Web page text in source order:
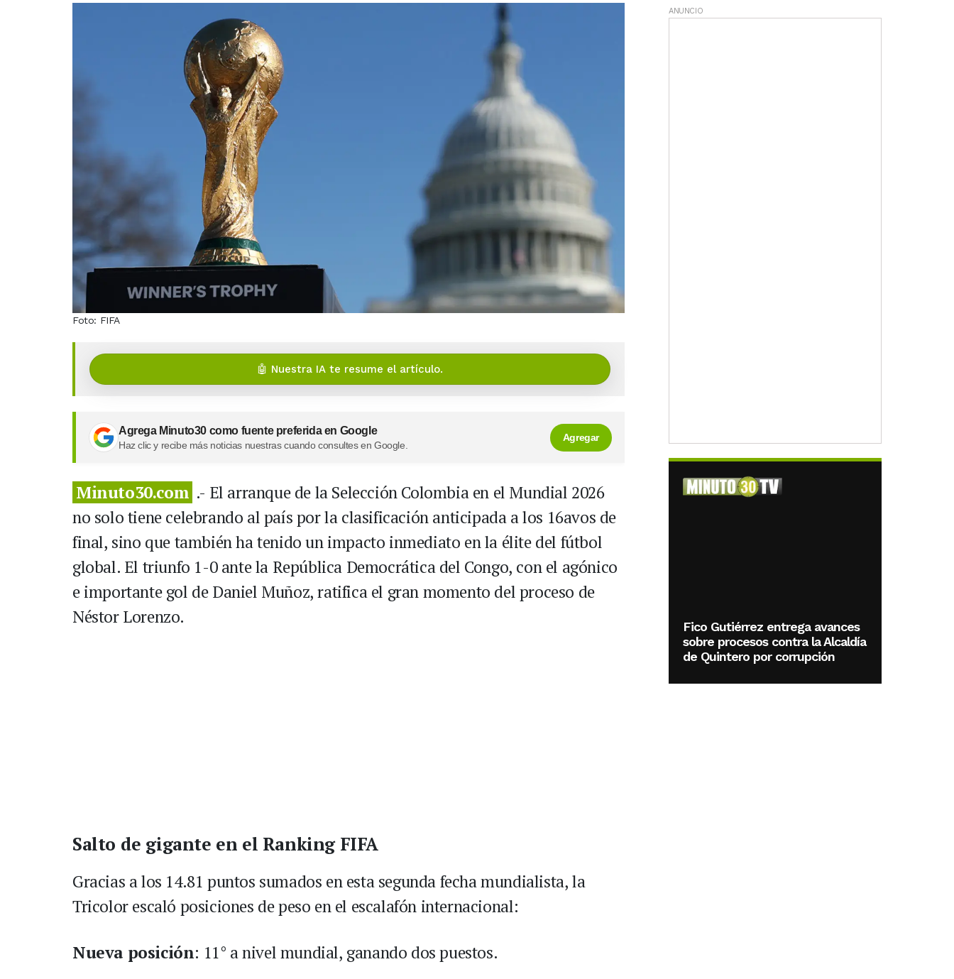
Foto: FIFA
🤖 Nuestra IA te resume el artículo.
Agrega Minuto30 como fuente preferida en Google
Haz clic y recibe más noticias nuestras cuando consultes en Google.
Agregar
Minuto30.com .- El arranque de la Selección Colombia en el Mundial 2026
no solo tiene celebrando al país por la clasificación anticipada a los 16avos de
final, sino que también ha tenido un impacto inmediato en la élite del fútbol
global. El triunfo 1-0 ante la República Democrática del Congo, con el agónico
e importante gol de Daniel Muñoz, ratifica el gran momento del proceso de
Néstor Lorenzo.
Salto de gigante en el Ranking FIFA
Gracias a los 14.81 puntos sumados en esta segunda fecha mundialista, la
Tricolor escaló posiciones de peso en el escalafón internacional:
Nueva posición: 11° a nivel mundial, ganando dos puestos.
ANUNCIO
Fico Gutiérrez entrega avances
sobre procesos contra la Alcaldía
de Quintero por corrupción